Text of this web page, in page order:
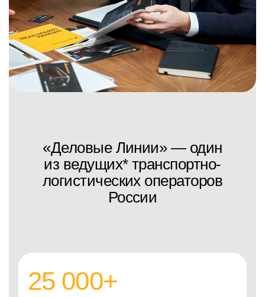
«Деловые Линии» — один
из ведущих* транспортно-
логистических операторов
России
25 000+